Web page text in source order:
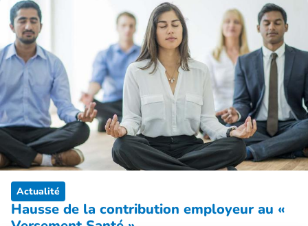
Actualité
Hausse de la contribution employeur au «